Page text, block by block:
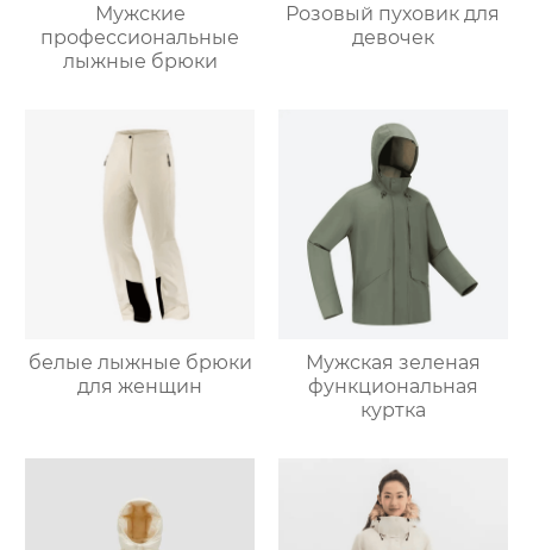
Мужские
профессиональные
лыжные брюки
Розовый пуховик для
девочек
белые лыжные брюки
для женщин
Мужская зеленая
функциональная
куртка